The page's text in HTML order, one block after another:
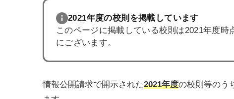
2021年度の校則を掲載しています
このページに掲載している校則は2021年度
にございます。
情報公開請求で開示された2021年度の校則等のう